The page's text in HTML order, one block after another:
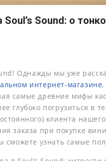
Soul’s Sound: о
Однажды мы уже
интернет-магазине
самые древние мифы
глубоко погрузиться в
клиента
заказа при покупке
сможете узнать самые